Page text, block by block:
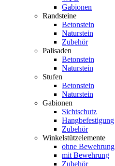
Gabionen
Randsteine
Betonstein
Naturstein
Zubehör
Palisaden
Betonstein
Naturstein
Stufen
Betonstein
Naturstein
Gabionen
Sichtschutz
Hangbefestigung
Zubehör
Winkelstützelemente
ohne Bewehrung
mit Bewehrung
Zubehör